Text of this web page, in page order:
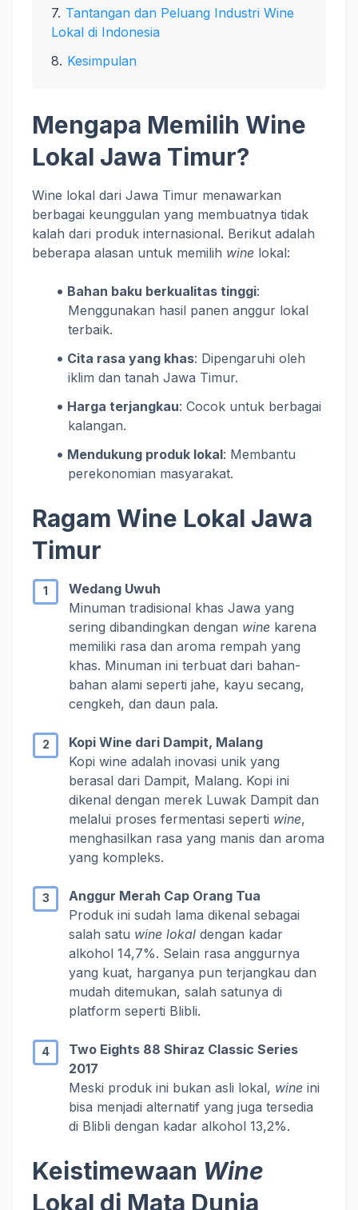
Tantangan dan Peluang Industri Wine
Lokal di Indonesia
Kesimpulan
Mengapa Memilih Wine
Lokal Jawa Timur?
Wine lokal dari Jawa Timur menawarkan
berbagai keunggulan yang membuatnya tidak
kalah dari produk internasional. Berikut adalah
beberapa alasan untuk memilih wine lokal:
Bahan baku berkualitas tinggi:
Menggunakan hasil panen anggur lokal
terbaik.
Cita rasa yang khas: Dipengaruhi oleh
iklim dan tanah Jawa Timur.
Harga terjangkau: Cocok untuk berbagai
kalangan.
Mendukung produk lokal: Membantu
perekonomian masyarakat.
Ragam Wine Lokal Jawa
Timur
Wedang Uwuh
Minuman tradisional khas Jawa yang
sering dibandingkan dengan wine karena
memiliki rasa dan aroma rempah yang
khas. Minuman ini terbuat dari bahan-
bahan alami seperti jahe, kayu secang,
cengkeh, dan daun pala.
Kopi Wine dari Dampit, Malang
Kopi wine adalah inovasi unik yang
berasal dari Dampit, Malang. Kopi ini
dikenal dengan merek Luwak Dampit dan
melalui proses fermentasi seperti wine,
menghasilkan rasa yang manis dan aroma
yang kompleks.
Anggur Merah Cap Orang Tua
Produk ini sudah lama dikenal sebagai
salah satu wine lokal dengan kadar
alkohol 14,7%. Selain rasa anggurnya
yang kuat, harganya pun terjangkau dan
mudah ditemukan, salah satunya di
platform seperti Blibli.
Two Eights 88 Shiraz Classic Series
2017
Meski produk ini bukan asli lokal, wine ini
bisa menjadi alternatif yang juga tersedia
di Blibli dengan kadar alkohol 13,2%.
Keistimewaan Wine
Lokal di Mata Dunia